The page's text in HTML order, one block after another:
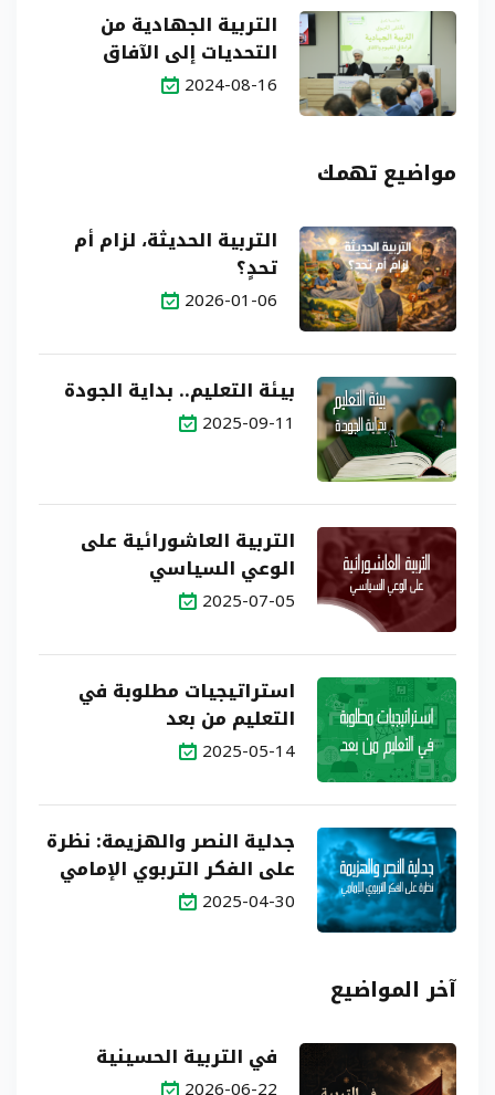
التربية الجهادية من
التحديات إلى الآفاق
2024-08-16
مواضيع تهمك
التربية الحديثة، لزام أم
تحدٍ؟
2026-01-06
بيئة التعليم.. بداية الجودة
2025-09-11
التربية العاشورائية على
الوعي السياسي
2025-07-05
استراتيجيات مطلوبة في
التعليم من بعد
2025-05-14
جدلية النصر والهزيمة: نظرة
على الفكر التربوي الإمامي
2025-04-30
آخر المواضيع
في التربية الحسينية